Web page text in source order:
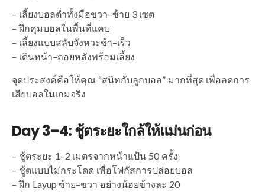
– เลี้ยงบอลต่ำทั้งมือขวา–ซ้าย 3 เซต
– ฝึกคุมบอลในพื้นที่แคบ
– เลี้ยงแบบสลับจังหวะช้า–เร็ว
– เดินหน้า–ถอยหลังพร้อมเลี้ยง
จุดประสงค์คือให้คุณ “สนิทกับลูกบอล” มากที่สุด เพื่อลดการ
เสียบอลในเกมจริง
Day 3–4: ชู้ตระยะใกล้ให้แม่นก่อน
– ชู้ตระยะ 1–2 เมตรจากหน้าแป้น 50 ครั้ง
– ชู้ตแบบไม่กระโดด เพื่อโฟกัสการปล่อยบอล
– ฝึก Layup ซ้าย–ขวา อย่างน้อยข้างละ 20